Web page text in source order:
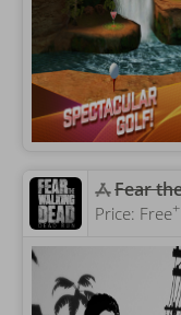
Price: Free+